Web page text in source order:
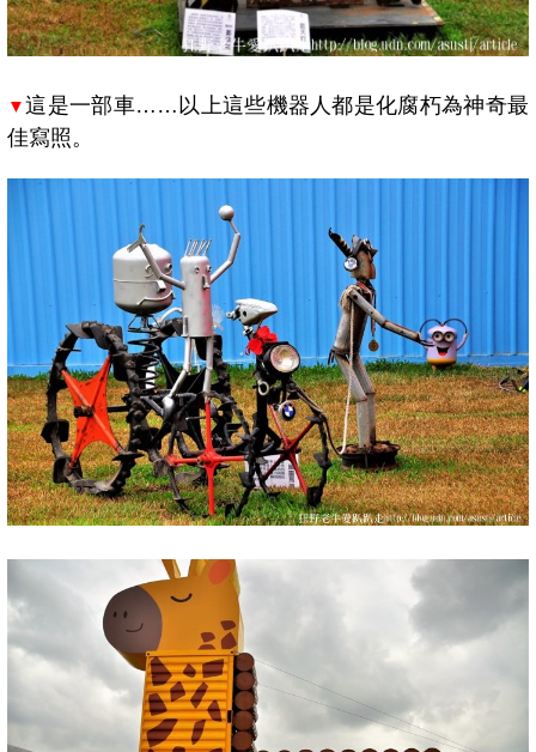
▼這是一部車……以上這些機器人都是化腐朽為神奇最
佳寫照。